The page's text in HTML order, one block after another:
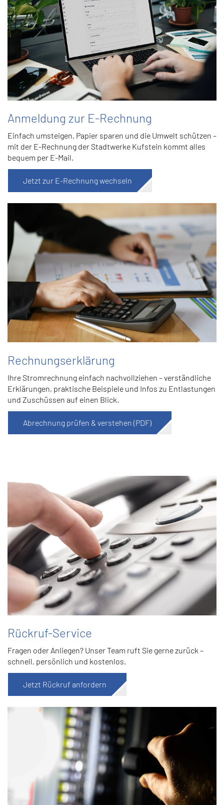
Anmeldung zur E-Rechnung
Einfach umsteigen, Papier sparen und die Umwelt schützen –
mit der E-Rechnung der Stadtwerke Kufstein kommt alles
bequem per E-Mail.
Jetzt zur E-Rechnung wechseln
Rechnungserklärung
Ihre Stromrechnung einfach nachvollziehen – verständliche
Erklärungen, praktische Beispiele und Infos zu Entlastungen
und Zuschüssen auf einen Blick.
Abrechnung prüfen & verstehen (PDF)
Rückruf-Service
Fragen oder Anliegen? Unser Team ruft Sie gerne zurück –
schnell, persönlich und kostenlos.
Jetzt Rückruf anfordern